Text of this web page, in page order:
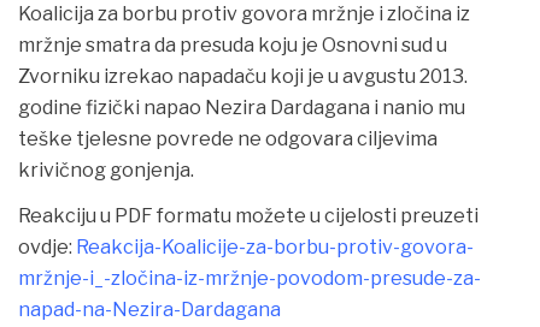
Koalicija za borbu protiv govora mržnje i zločina iz
mržnje smatra da presuda koju je Osnovni sud u
Zvorniku izrekao napadaču koji je u avgustu 2013.
godine fizički napao Nezira Dardagana i nanio mu
teške tjelesne povrede ne odgovara ciljevima
krivičnog gonjenja.
Reakciju u PDF formatu možete u cijelosti preuzeti
ovdje: Reakcija-Koalicije-za-borbu-protiv-govora-
mržnje-i_-zločina-iz-mržnje-povodom-presude-za-
napad-na-Nezira-Dardagana